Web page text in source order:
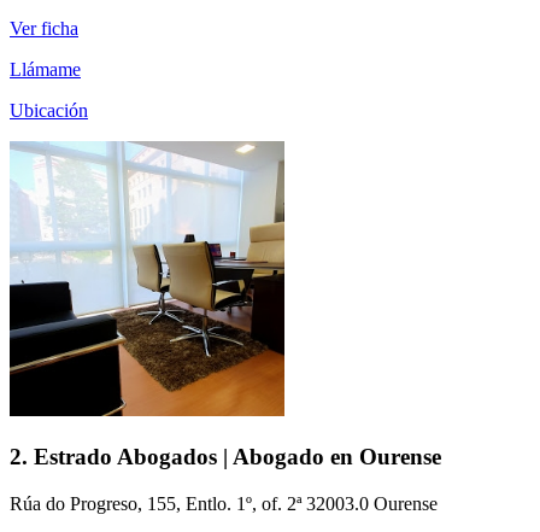
Ver ficha
Llámame
Ubicación
2. Estrado Abogados | Abogado en Ourense
Rúa do Progreso, 155, Entlo. 1º, of. 2ª 32003.0 Ourense